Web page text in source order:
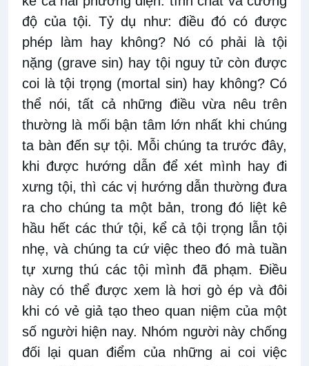
độ của tội. Tỷ dụ như: điều đó có được
phép làm hay không? Nó có phải là tội
nặng (grave sin) hay tội nguy tử còn được
coi là tội trọng (mortal sin) hay không? Có
thể nói, tất cả những điều vừa nêu trên
thường là mối bận tâm lớn nhất khi chúng
ta bàn đến sự tội. Mỗi chúng ta trước đây,
khi được hướng dẫn để xét mình hay đi
xưng tội, thì các vị hướng dẫn thường đưa
ra cho chúng ta một bản, trong đó liệt kê
hầu hết các thứ tội, kể cả tội trọng lẫn tội
nhẹ, và chúng ta cứ việc theo đó mà tuần
tự xưng thú các tội mình đã phạm. Điều
này có thể được xem là hơi gò ép và đôi
khi có vẻ giả tạo theo quan niệm của một
số người hiện nay. Nhóm người này chống
đối lại quan điểm của những ai coi việc